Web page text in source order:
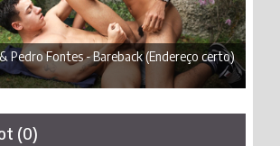
Pedro Fontes - Bareback (Endereço certo)
(0)